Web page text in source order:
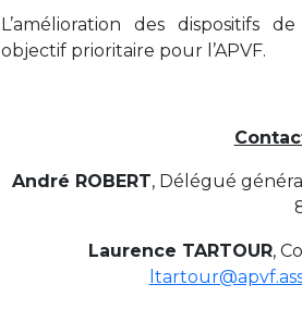
L’amélioration des dispositifs
objectif prioritaire pour l’APVF.
André ROBERT, Délégué
Laurence TARTOUR,